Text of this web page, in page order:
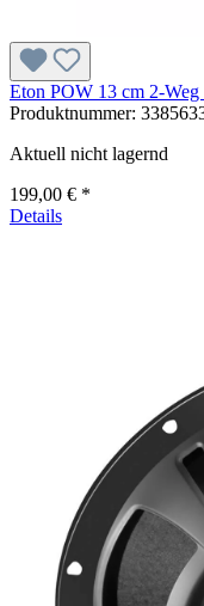
Eton POW 13 cm 2-Weg
Produktnummer:
Aktuell nicht lagernd
199,00 € *
Details